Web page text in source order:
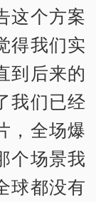
这个方案
得我们实
到后来的
我们已经
，全场爆
个场景我
球都没有